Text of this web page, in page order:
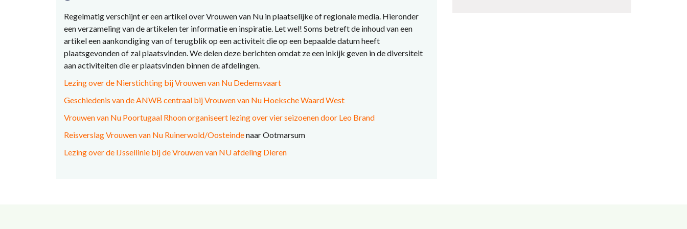
Regelmatig verschijnt er een artikel over Vrouwen van Nu in plaatselijke of regionale media. Hieronder
een verzameling van de artikelen ter informatie en inspiratie. Let wel! Soms betreft de inhoud van een
artikel een aankondiging van of terugblik op een activiteit die op een bepaalde datum heeft
plaatsgevonden of zal plaatsvinden. We delen deze berichten omdat ze een inkijk geven in de diversiteit
aan activiteiten die er plaatsvinden binnen de afdelingen.
Lezing over de Nierstichting bij Vrouwen van Nu Dedemsvaart
Geschiedenis van de ANWB centraal bij Vrouwen van Nu Hoeksche Waard West
Vrouwen van Nu Poortugaal Rhoon organiseert lezing over vier seizoenen door Leo Brand
Reisverslag Vrouwen van NuRuinerwold/Oosteindenaar Ootmarsum
Lezing over de IJssellinie bij de Vrouwen van NU afdeling Dieren